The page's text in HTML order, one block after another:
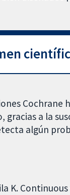
gracias a la
algún
K.